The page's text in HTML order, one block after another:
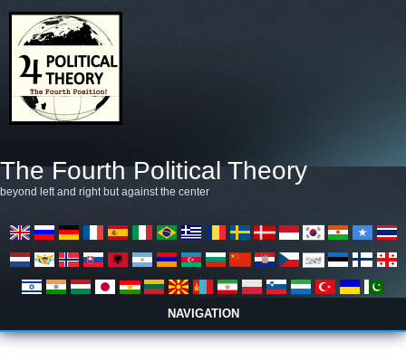
The Fourth Political Theory
beyond left and right but against the center
NAVIGATION